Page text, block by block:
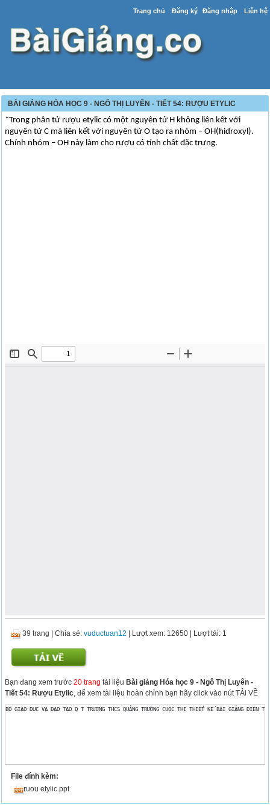
Trang chủ Đăng ký Đăng nhập Liên hệ
BÀI GIẢNG HÓA HỌC 9 - NGÔ THỊ LUYÊN - TIẾT 54: RƯỢU ETYLIC
*Trong phân tử rượu etylic có một nguyên tử H không liên kết với
nguyên tử C mà liên kết với nguyên tử O tạo ra nhóm – OH(hidroxyl).
Chính nhóm – OH này làm cho rượu có tính chất đặc trưng.
39 trang |Chia sẻ:vuductuan12 | Lượt xem: 12650 | Lượt tải: 1
Bạn đang xem trước20 trang tài liệuBài giảng Hóa học 9 - Ngô Thị Luyên -
Tiết 54: Rượu Etylic , để xem tài liệu hoàn chỉnh bạn hãy click vào nút TẢi VỀ
File đính kèm:
ruou etylic.ppt